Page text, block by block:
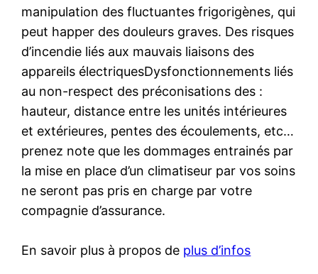
manipulation des fluctuantes frigorigènes, qui
peut happer des douleurs graves. Des risques
d’incendie liés aux mauvais liaisons des
appareils électriquesDysfonctionnements liés
au non-respect des préconisations des :
hauteur, distance entre les unités intérieures
et extérieures, pentes des écoulements, etc…
prenez note que les dommages entrainés par
la mise en place d’un climatiseur par vos soins
ne seront pas pris en charge par votre
compagnie d’assurance.
En savoir plus à propos de plus d’infos